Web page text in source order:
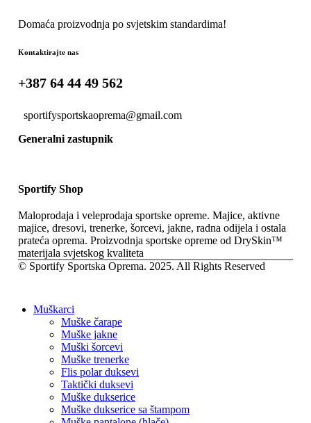
Domaća proizvodnja po svjetskim standardima!
Kontaktirajte nas
+387 64 44 49 562
sportifysportskaoprema@gmail.com
Generalni zastupnik
Sportify Shop
Maloprodaja i veleprodaja sportske opreme. Majice, aktivne
majice, dresovi, trenerke, šorcevi, jakne, radna odijela i ostala
prateća oprema. Proizvodnja sportske opreme od DrySkin™
materijala svjetskog kvaliteta
© Sportify Sportska Oprema. 2025. All Rights Reserved
Muškarci
Muške čarape
Muške jakne
Muški šorcevi
Muške trenerke
Flis polar duksevi
Taktički duksevi
Muške dukserice
Muške dukserice sa štampom